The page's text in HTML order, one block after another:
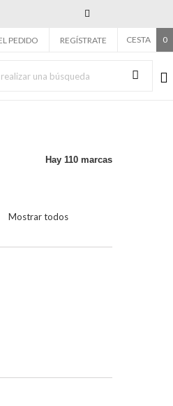
CESTA 0
REGÍSTRATE
PEDIDO
Hay 110 marcas
Mostrar todos